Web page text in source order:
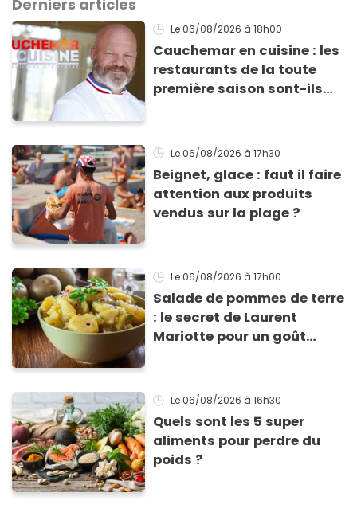
Derniers articles
Le 06/08/2026 à 18h00
Cauchemar en cuisine : les
restaurants de la toute
première saison sont-ils
Le 06/08/2026 à 17h30
Beignet, glace : faut il faire
attention aux produits
vendus sur la plage ?
Le 06/08/2026 à 17h00
Salade de pommes de terre
: le secret de Laurent
Mariotte pour un goût
Le 06/08/2026 à 16h30
Quels sont les 5 super
aliments pour perdre du
poids ?